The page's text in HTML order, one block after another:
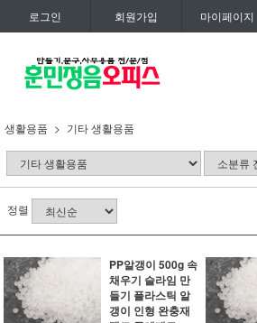
로그인 회원가입 마이페이지
생활용품 기타 생활용품
정렬
PP알갱이 500g 속
채우기 슬라임 만
들기 플라스틱 알
갱이 인형 완충재